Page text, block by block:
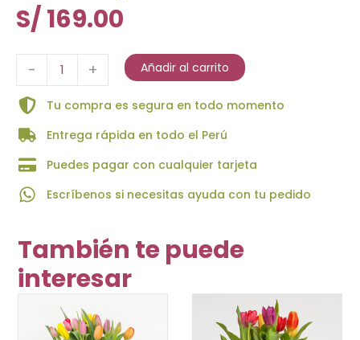
S/169.00
-
10
tulipanes
rojos
con
himpericum
cantidad
+ Añadir al carrito
Tu compra es segura en todo momento
Entrega rápida en todo el Perú
Puedes pagar con cualquier tarjeta
Escríbenos si necesitas ayuda con tu pedido
También te puede
interesar